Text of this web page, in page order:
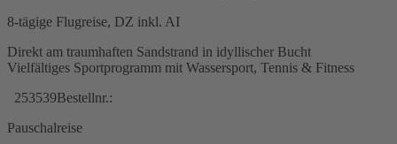
8-tägige Flugreise, DZ inkl. AI
Direkt am traumhaften Sandstrand in idyllischer Bucht
Vielfältiges Sportprogramm mit Wassersport, Tennis & Fitness
253539Bestellnr.:
Pauschalreise